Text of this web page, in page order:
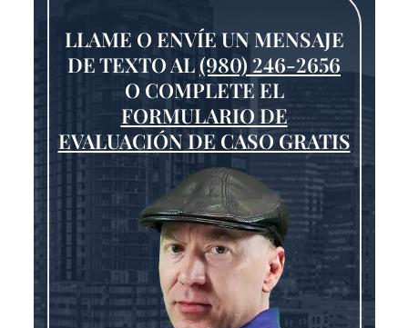
LLAME O ENVÍE UN MENSAJE
DE TEXTO AL(980) 246-2656
O COMPLETE EL
FORMULARIO DE
EVALUACIÓN DE CASO GRATIS